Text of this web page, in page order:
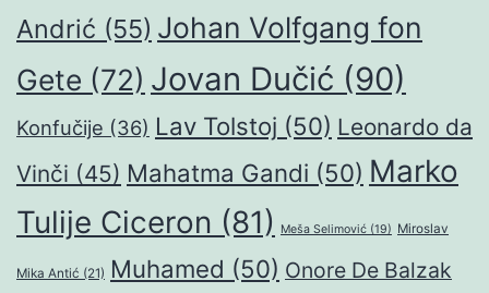
Andrić (55) Johan Volfgang fon
Gete (72) Jovan Dučić (90)
Konfučije (36) Lav Tolstoj (50) Leonardo da
Vinči (45) Mahatma Gandi (50) Marko
Tulije Ciceron (81) Meša Selimović (19) Miroslav
Mika Antić (21) Muhamed (50) Onore De Balzak